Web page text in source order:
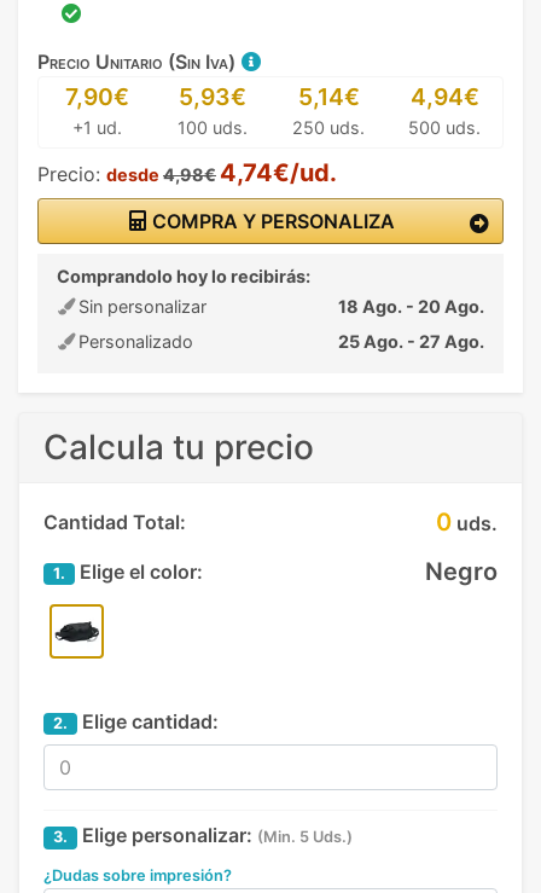
Precio Unitario (Sin Iva)
7,90€
+1 ud.
5,93€
100 uds.
5,14€
250 uds.
4,94€
500 uds.
Precio: desde 4,98€ 4,74€/ud.
COMPRA Y PERSONALIZA
Comprandolo hoy lo recibirás:
Sin personalizar
18 Ago. - 20 Ago.
Personalizado
25 Ago. - 27 Ago.
Calcula tu precio
Cantidad Total: 0 uds.
1. Elige el color: Negro
2. Elige cantidad:
3. Elige personalizar: (Min. 5 Uds.)
¿Dudas sobre impresión?